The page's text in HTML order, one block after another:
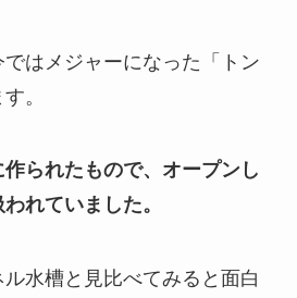
はメジャーになった「トン
。
られたもので、オープンし
れていました。
水槽と見比べてみると面白